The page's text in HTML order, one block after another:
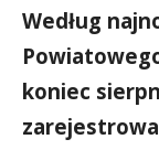
Według
koniec